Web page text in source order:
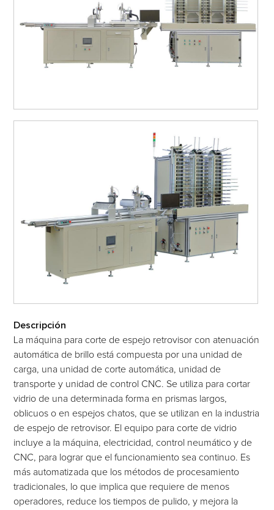
Descripción
La máquina para corte de espejo retrovisor con atenuación
automática de brillo está compuesta por una unidad de
carga, una unidad de corte automática, unidad de
transporte y unidad de control CNC. Se utiliza para cortar
vidrio de una determinada forma en prismas largos,
oblicuos o en espejos chatos, que se utilizan en la industria
de espejo de retrovisor. El equipo para corte de vidrio
incluye a la máquina, electricidad, control neumático y de
CNC, para lograr que el funcionamiento sea continuo. Es
más automatizada que los métodos de procesamiento
tradicionales, lo que implica que requiere de menos
operadores, reduce los tiempos de pulido, y mejora la